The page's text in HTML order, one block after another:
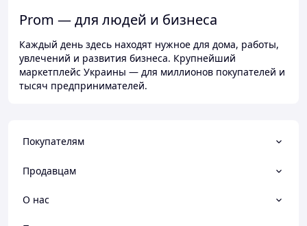
Prom — для людей и бизнеса
Каждый день здесь находят нужное для дома, работы,
увлечений и развития бизнеса. Крупнейший
маркетплейс Украины — для миллионов покупателей и
тысяч предпринимателей.
Покупателям
Продавцам
О нас